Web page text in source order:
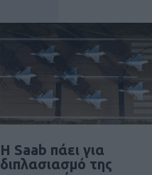
H Saab πάει για
διπλασιασμό της